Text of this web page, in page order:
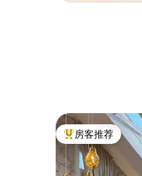
热门「房客推荐」
房客推荐